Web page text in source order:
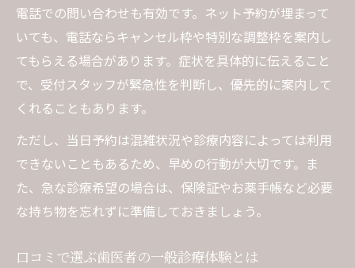
電話での問い合わせも有効です。ネット予約が埋まって
いても、電話ならキャンセル枠や特別な調整枠を案内し
てもらえる場合があります。症状を具体的に伝えること
で、受付スタッフが緊急性を判断し、優先的に案内して
くれることもあります。
ただし、当日予約は混雑状況や診療内容によっては利用
できないこともあるため、早めの行動が大切です。ま
た、急な診療希望の場合は、保険証やお薬手帳など必要
な持ち物を忘れずに準備しておきましょう。
口コミで選ぶ歯医者の一般診療体験とは